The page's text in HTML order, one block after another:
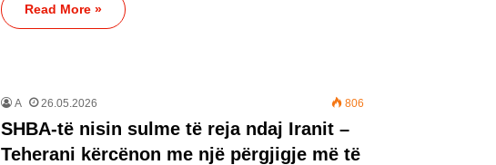
Read More »
A 26.05.2026 806
SHBA-të nisin sulme të reja ndaj Iranit –
Teherani kërcënon me një përgjigje më të